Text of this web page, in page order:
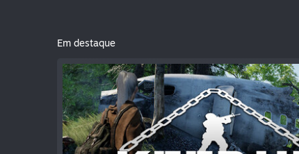
Em destaque